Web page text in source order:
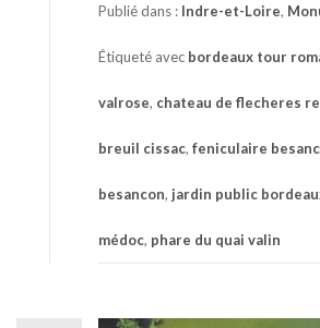
Publié dans : Indre-et-Loire,
Étiqueté avec bordeaux tour
valrose, chateau de flecheres
breuil cissac, feniculaire
besancon, jardin public
médoc, phare du quai valin